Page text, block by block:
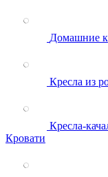
Домашние
Кресла из
Кресла-
Кровати